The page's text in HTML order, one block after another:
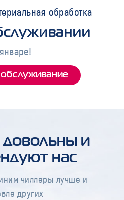
обработка
и
нас
чиллеры лучше и
других